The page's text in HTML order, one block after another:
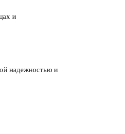
и
надежностью и